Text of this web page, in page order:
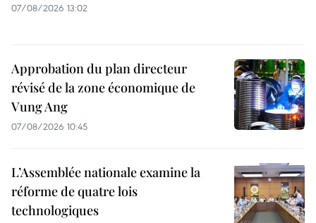
07/08/2026 13:02
Approbation du plan directeur
révisé de la zone économique de
Vung Ang
07/08/2026 10:45
L’Assemblée nationale examine la
réforme de quatre lois
technologiques